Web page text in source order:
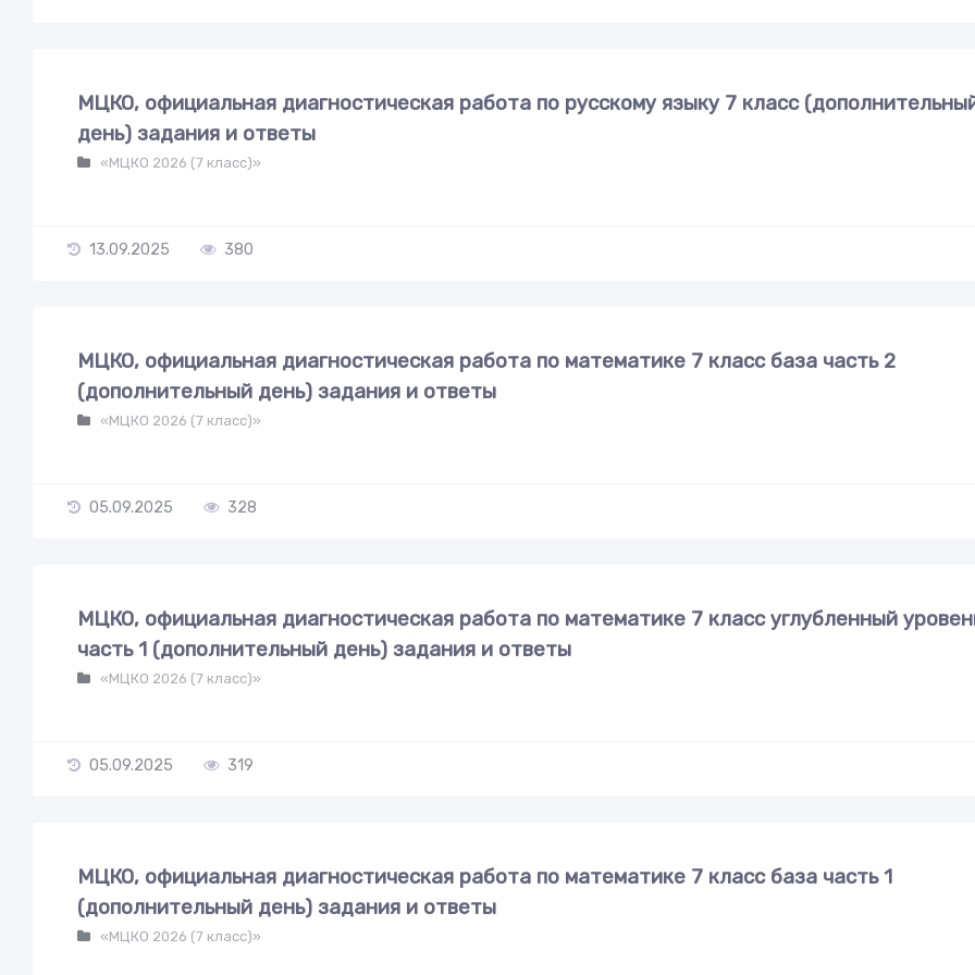
МЦКО, официальная диагностическая работа по русскому языку 7 класс
день) задания и ответы
«МЦКО 2026 (7 класс)»
13.09.2025 380
МЦКО, официальная диагностическая работа по математике 7 класс база часть 2
(дополнительный день) задания и ответы
«МЦКО 2026 (7 класс)»
05.09.2025 328
МЦКО, официальная диагностическая работа по математике 7 класс углубленный
часть 1 (дополнительный день) задания и ответы
«МЦКО 2026 (7 класс)»
05.09.2025 319
МЦКО, официальная диагностическая работа по математике 7 класс база часть 1
(дополнительный день) задания и ответы
«МЦКО 2026 (7 класс)»